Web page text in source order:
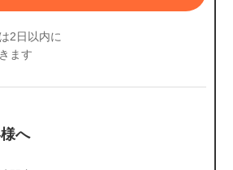
2日以内に
ます
へ